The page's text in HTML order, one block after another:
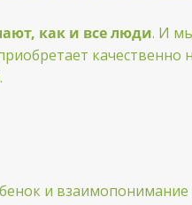
как и все люди. И
и